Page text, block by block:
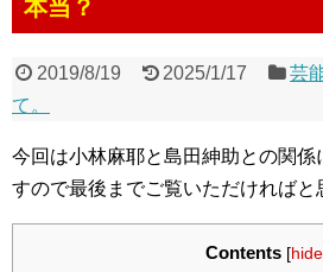
本当？
2019/8/19 2025/1/17
芸
て。
今回は小林麻耶と島田紳助との関係
すので最後までご覧いただければと
Contents [hide